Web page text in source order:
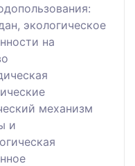
экологическое
на
механизм
и